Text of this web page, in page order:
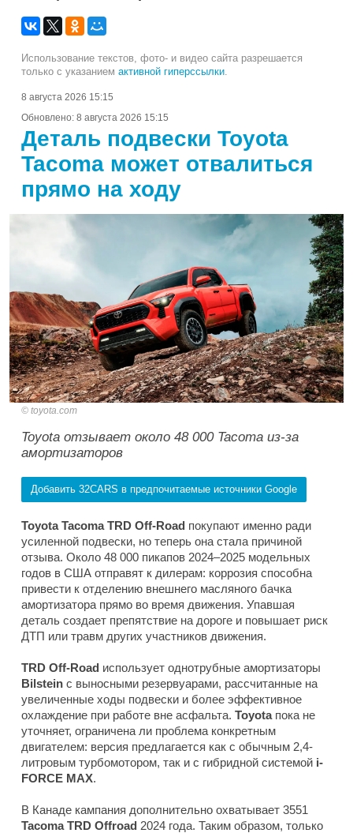
Использование текстов, фото- и видео сайта разрешается
только с указанием активной гиперссылки.
8 августа 2026 15:15
Обновлено: 8 августа 2026 15:15
Деталь подвески Toyota
Tacoma может отвалиться
прямо на ходу
toyota.com
Toyota отзывает около 48 000 Tacoma из-за
амортизаторов
Добавить 32CARS в предпочитаемые источники Google
Toyota Tacoma TRD Off-Road покупают именно ради
усиленной подвески, но теперь она стала причиной
отзыва. Около 48 000 пикапов 2024–2025 модельных
годов в США отправят к дилерам: коррозия способна
привести к отделению внешнего масляного бачка
амортизатора прямо во время движения. Упавшая
деталь создает препятствие на дороге и повышает риск
ДТП или травм других участников движения.
TRD Off-Road использует однотрубные амортизаторы
Bilstein с выносными резервуарами, рассчитанные на
увеличенные ходы подвески и более эффективное
охлаждение при работе вне асфальта. Toyotaпока не
уточняет, ограничена ли проблема конкретным
двигателем: версия предлагается как с обычным 2,4-
литровым турбомотором, так и с гибридной системой i-
FORCE MAX.
В Канаде кампания дополнительно охватывает 3551
Tacoma TRD Offroad 2024 года. Таким образом, только